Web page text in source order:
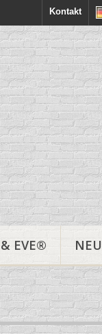
Kontakt
EVE® NEU